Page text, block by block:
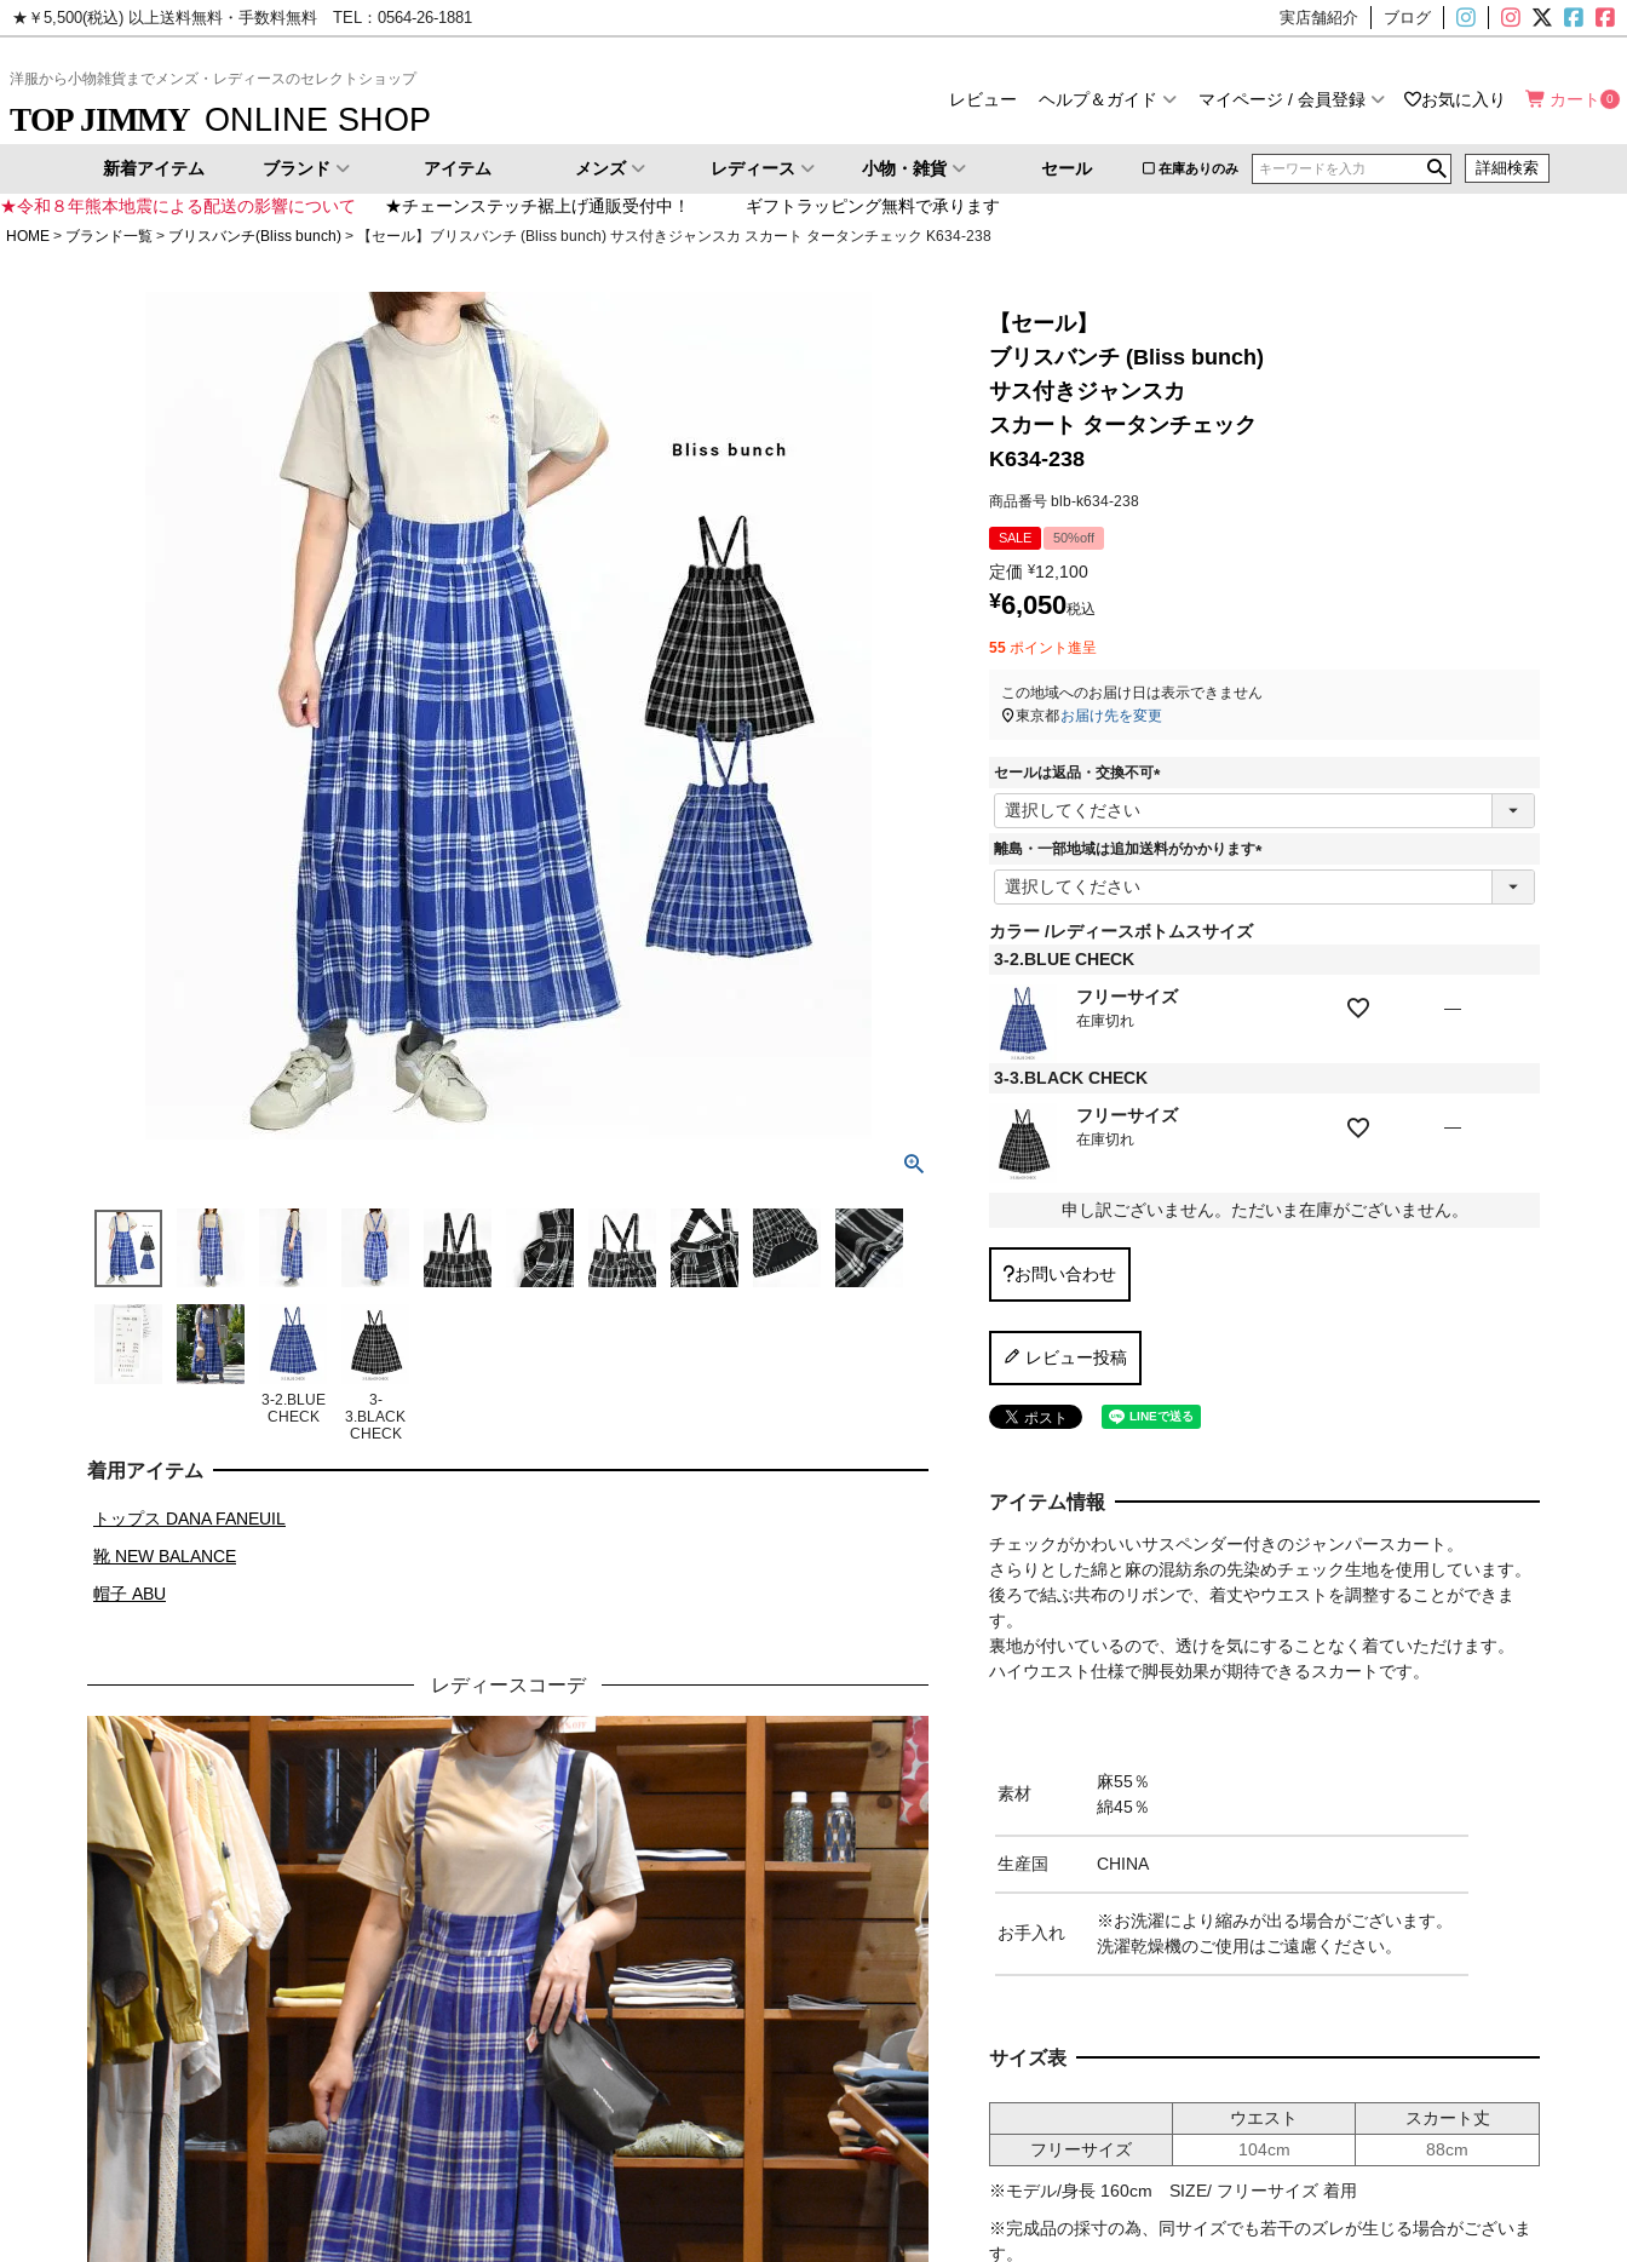
★￥5,500(税込) 以上送料無料・手数料無料 TEL：0564-26-1881 実店舗紹介 ブログ
洋服から小物雑貨までメンズ・レディースのセレクトショップ
TOP JIMMY ONLINE SHOP
レビュー ヘルプ＆ガイド マイページ / 会員登録 お気に入り カート 0
新着アイテム ブランド アイテム メンズ レディース 小物・雑貨 セール 在庫ありのみ 詳細検索
ピンク
イエロー ゴールド
★令和８年熊本地震による配送の影響について ★チェーンステッチ裾上げ通販受付中！ ギフトラッピング無料で承ります
HOME ブランド一覧 ブリスバンチ(Bliss bunch) 【セール】ブリスバンチ (Bliss bunch) サス付きジャンスカ スカート タータンチェック K634-238
3-2.BLUE
CHECK
3-
3.BLACK
CHECK
着用アイテム
トップス DANA FANEUIL
靴 NEW BALANCE
帽子 ABU
レディースコーデ
【セール】
ブリスバンチ (Bliss bunch)
サス付きジャンスカ
スカート タータンチェック
K634-238
商品番号 blb-k634-238
SALE 50%off
定価 ¥12,100
¥6,050税込
55 ポイント進呈
この地域へのお届け日は表示できません
東京都お届け先を変更
セールは返品・交換不可
(
須
離島・一部地域は追加送料がかかります
(
カラー
レディースボトムスサイズ
3-2.BLUE CHECK
フリーサイズ
在庫切れ
—
3-3.BLACK CHECK
フリーサイズ
在庫切れ
—
申し訳ございません。ただいま在庫がございません。
お問い合わせ
レビュー投稿
アイテム情報
チェックがかわいいサスペンダー付きのジャンパースカート。
さらりとした綿と麻の混紡糸の先染めチェック生地を使用しています。
後ろで結ぶ共布のリボンで、着丈やウエストを調整することができま
す。
裏地が付いているので、透けを気にすることなく着ていただけます。
ハイウエスト仕様で脚長効果が期待できるスカートです。
素材
麻55％
綿45％
生産国 CHINA
お手入れ
※お洗濯により縮みが出る場合がございます。
洗濯乾燥機のご使用はご遠慮ください。
サイズ表
ウエスト
スカート丈
フリーサイズ
104cm 88cm
※モデル/身長 160cm SIZE/ フリーサイズ 着用
※完成品の採寸の為、同サイズでも若干のズレが生じる場合がございま
す。